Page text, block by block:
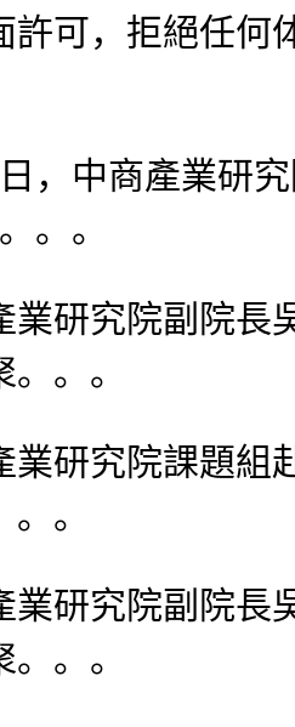
許可，拒絕任何
中商產業研究
。。
究院副院長吳
。。
究院課題組赴
。
究院副院長吳
。。